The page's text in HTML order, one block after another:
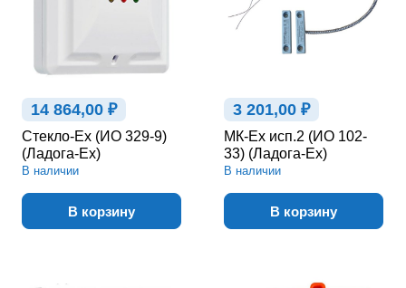
14 864,00 ₽
Стекло-Ex (ИО 329-9)
(Ладога-Ex)
В наличии
В корзину
3 201,00 ₽
МК-Ex исп.2 (ИО 102-
33) (Ладога-Ex)
В наличии
В корзину